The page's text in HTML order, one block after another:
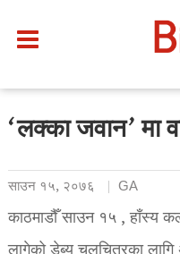
‘लक्का जवान’ मा
साउन १५, २०७६ GA
काठमाडौँ साउन १५ , हाँस्य